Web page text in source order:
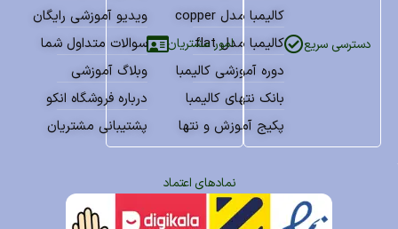
دسترسی سریع
کالیمبا مدل copper
کالیمبا مدل flat
دوره آموزشی کالیمبا
بانک نتهای کالیمبا
پکیج آموزش و نتها
امور مشتریان
ویدیو آموزشی رایگان
سوالات متداول شما
وبلاگ آموزشی
درباره فروشگاه انکو
پشتیبانی مشتریان
نمادهای اعتماد